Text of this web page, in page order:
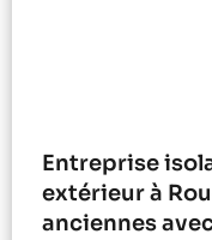
Entreprise
extérieur à
anciennes